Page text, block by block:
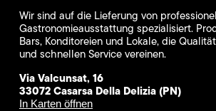
Wir sind auf die Lieferung von
Gastronomieausstattung spezialisiert.
Bars, Konditoreien und Lokale, die
und schnellen Service vereinen.
Via Valcunsat, 16
33072 Casarsa Della Delizia (PN)
In Karten öffnen